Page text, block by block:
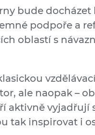
bude
podpoře a
oblastí s
ale naopak –
aktivně vyjadřují
tak inspirovat i